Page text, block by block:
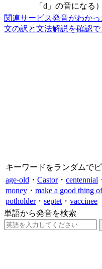
「d」の音になる）
関連サービス発音がわか
文の訳と文法解説を確認で
キーワードをランダムで
age-old ・ Castor・ centennial
money ・ make a good thing of
potholder・ septet ・ vaccinee
単語から発音を検索